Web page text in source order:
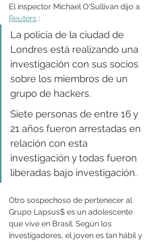
El inspector Michael O'Sullivan dijo a
Reuters :
La policía de la ciudad de
Londres está realizando una
investigación con sus socios
sobre los miembros de un
grupo de hackers.
Siete personas de entre 16 y
21 años fueron arrestadas en
relación con esta
investigación y todas fueron
liberadas bajo investigación.
Otro sospechoso de pertenecer al
Grupo Lapsus$ es un adolescente
que vive en Brasil. Según los
investigadores, el joven es tan hábil y